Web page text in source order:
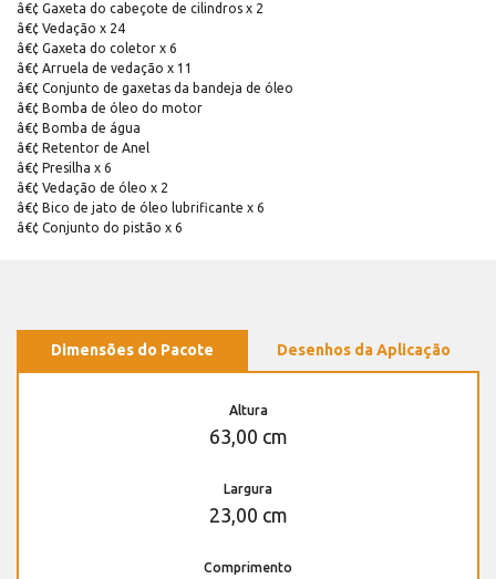
â€¢ Gaxeta do cabeçote de cilindros x 2
â€¢ Vedação x 24
â€¢ Gaxeta do coletor x 6
â€¢ Arruela de vedação x 11
â€¢ Conjunto de gaxetas da bandeja de óleo
â€¢ Bomba de óleo do motor
â€¢ Bomba de água
â€¢ Retentor de Anel
â€¢ Presilha x 6
â€¢ Vedação de óleo x 2
â€¢ Bico de jato de óleo lubrificante x 6
â€¢ Conjunto do pistão x 6
Dimensões do Pacote Desenhos da Aplicação
Altura
63,00 cm
Largura
23,00 cm
Comprimento